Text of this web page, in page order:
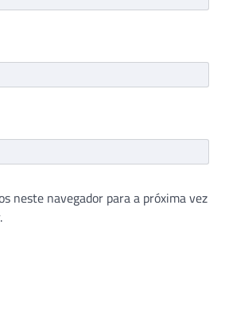
neste navegador para a próxima vez